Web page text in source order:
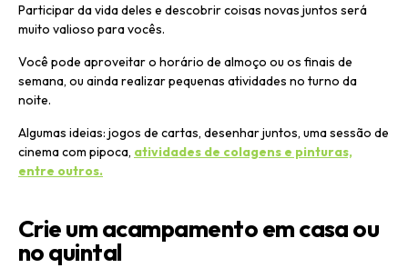
Participar da vida deles e descobrir coisas novas juntos será
muito valioso para vocês.
Você pode aproveitar o horário de almoço ou os finais de
semana, ou ainda realizar pequenas atividades no turno da
noite.
Algumas ideias: jogos de cartas, desenhar juntos, uma sessão de
cinema com pipoca, atividades de colagens e pinturas,
entre outros.
Crie um acampamento em casa ou
no quintal